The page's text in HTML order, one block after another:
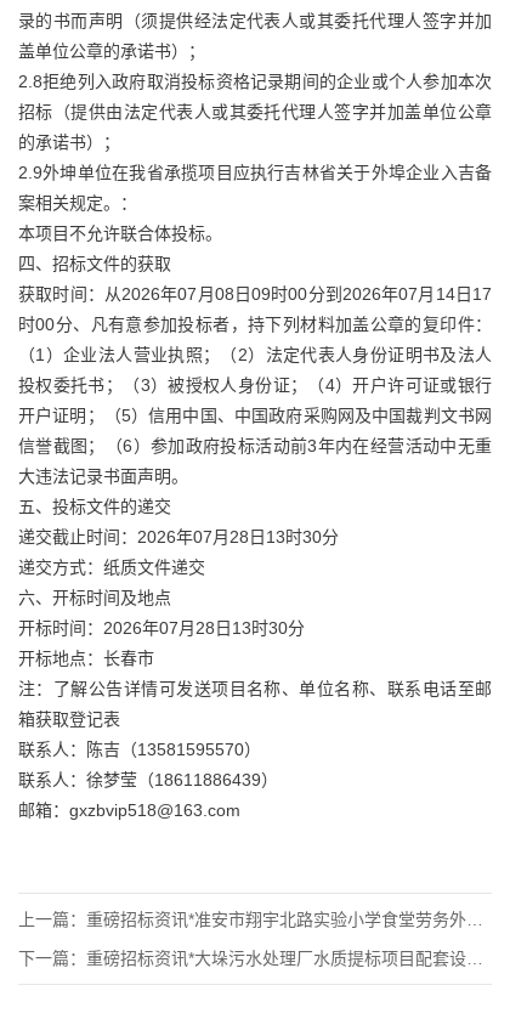
录的书而声明（须提供经法定代表人或其委托代理人签字并加
盖单位公章的承诺书）；
2.8拒绝列入政府取消投标资格记录期间的企业或个人参加本次
招标（提供由法定代表人或其委托代理人签字并加盖单位公章
的承诺书）；
2.9外坤单位在我省承揽项目应执行吉林省关于外埠企业入吉备
案相关规定。：
本项目不允许联合体投标。
四、招标文件的获取
获取时间：从2026年07月08日09时00分到2026年07月14日17
时00分、凡有意参加投标者，持下列材料加盖公章的复印件：
（1）企业法人营业执照；（2）法定代表人身份证明书及法人
投权委托书；（3）被授权人身份证；（4）开户许可证或银行
开户证明；（5）信用中国、中国政府采购网及中国裁判文书网
信誉截图；（6）参加政府投标活动前3年内在经营活动中无重
大违法记录书面声明。
五、投标文件的递交
递交截止时间：2026年07月28日13时30分
递交方式：纸质文件递交
六、开标时间及地点
开标时间：2026年07月28日13时30分
开标地点：长春市
注：了解公告详情可发送项目名称、单位名称、联系电话至邮
箱获取登记表
联系人：陈吉（13581595570）
联系人：徐梦莹（18611886439）
邮箱：gxzbvip518@163.com
上一篇： 重磅招标资讯*准安市翔宇北路实验小学食堂劳务外包项目竞争性磋
下一篇： 重磅招标资讯*大垛污水处理厂水质提标项目配套设备项目招标公告